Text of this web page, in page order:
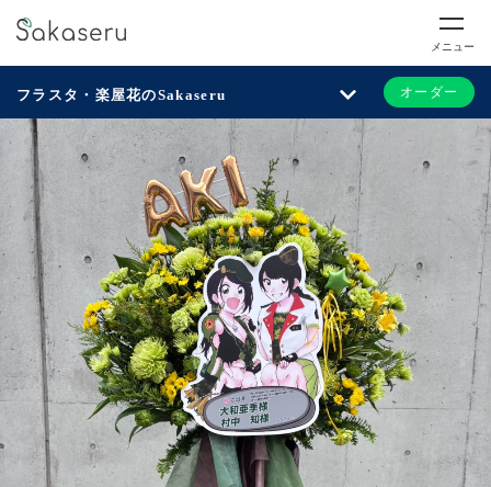
メニュー
フラスタ・楽屋花のSakaseru オーダー